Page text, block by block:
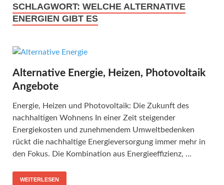
SCHLAGWORT: WELCHE ALTERNATIVE
ENERGIEN GIBT ES
Alternative Energie, Heizen, Photovoltaik
Angebote
Energie, Heizen und Photovoltaik: Die Zukunft des
nachhaltigen Wohnens In einer Zeit steigender
Energiekosten und zunehmendem Umweltbedenken
rückt die nachhaltige Energieversorgung immer mehr in
den Fokus. Die Kombination aus Energieeffizienz, …
WEITERLESEN